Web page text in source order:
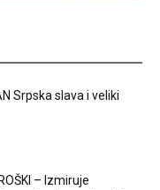
Srpska slava i veliki
– Izmiruje